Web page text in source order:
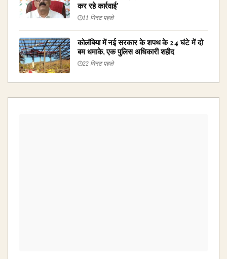
कर रहे कार्रवाई'
11 मिनट पहले
कोलंबिया में नई सरकार के शपथ के 24 घंटे में दो
बम धमाके, एक पुलिस अधिकारी शहीद
22 मिनट पहले